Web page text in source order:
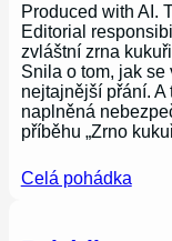
Produced with AI.
Editorial
zvláštní zrna
Snila o tom, jak
nejtajnější přání.
naplněná
příběhu „Zrno
Celá pohádka